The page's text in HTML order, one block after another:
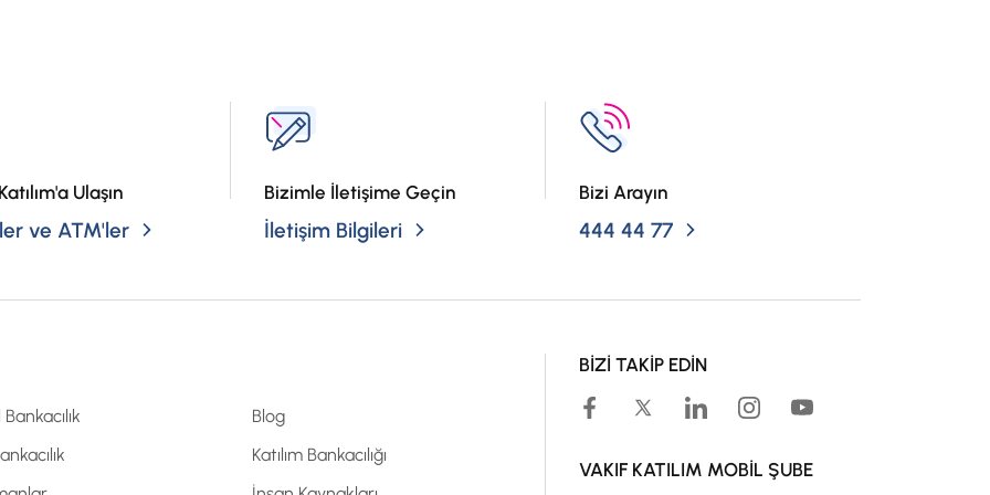
Ulaşın
ve ATM'ler
Bizimle İletişime Geçin
İletişim Bilgileri
Bizi Arayın
444 44 77
Blog
Katılım Bankacılığı
BİZİ TAKİP EDİN
VAKIF KATILIM MOBİL ŞUBE